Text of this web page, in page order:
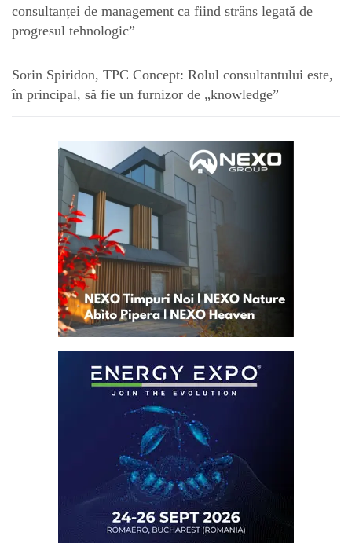
consultanței de management ca fiind strâns legată de
progresul tehnologic”
Sorin Spiridon, TPC Concept: Rolul consultantului este,
în principal, să fie un furnizor de „knowledge”